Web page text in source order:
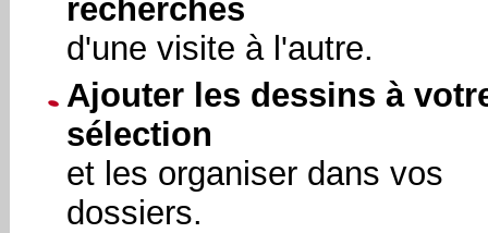
recherches
d'une visite à l'autre.
Ajouter les dessins à
sélection
et les organiser dans vos
dossiers.